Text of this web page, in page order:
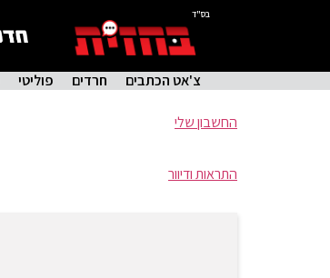
בס"ד
צ'אט הכתבים חרדים פוליטי
החשבון שלי
התראות ודיוור